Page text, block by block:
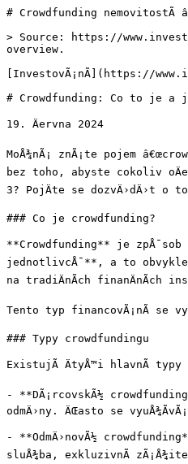
# Crowdfunding
> Source: https://
overview.
[InvestovÃ¡nÃ­](https://
# Crowdfunding: Co to je a
19. Äervna 2024
MoÅ¾nÃ¡ znÃ¡te pojem
bez toho, abyste cokoliv
3? PojÄte se dozvÄ›dÄ›t o
### Co je crowdfunding?
**Crowdfunding** je zpÅ¯sob
jednotlivcÅ¯**, a to obvykle
na tradiÄnÃ­ch finanÄnÃ­ch
Tento typ financovÃ¡nÃ­ se
### Typy crowdfundingu
ExistujÃ­ ÄtyÅ™i hlavnÃ­ typy
- **DÃ¡rcovskÃ½
odmÄ›ny. ÄŒasto se
- **OdmÄ›novÃ½
sluÅ¾ba, exkluzivnÃ­